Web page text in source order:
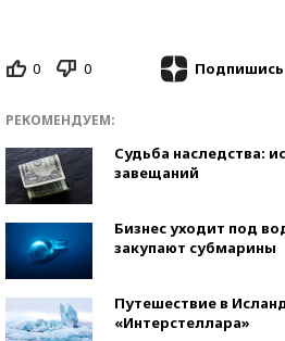
0 0 Подпишись
РЕКОМЕНДУЕМ:
Судьба наследства:
завещаний
Бизнес уходит под
закупают субмарины
Путешествие в
«Интерстеллара»